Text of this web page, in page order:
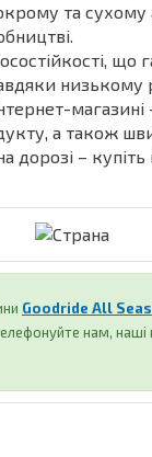
та сухому
низькому
а також
дорозі –
Goodride All
нам,